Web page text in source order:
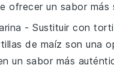
ofrecer un sabor más
- Sustituir con
de maíz son una
un sabor más